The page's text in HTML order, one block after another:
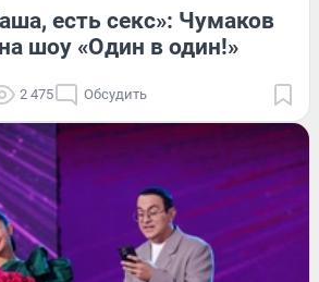
есть секс»: Чумаков
шоу «Один в один!»
2 475 Обсудить